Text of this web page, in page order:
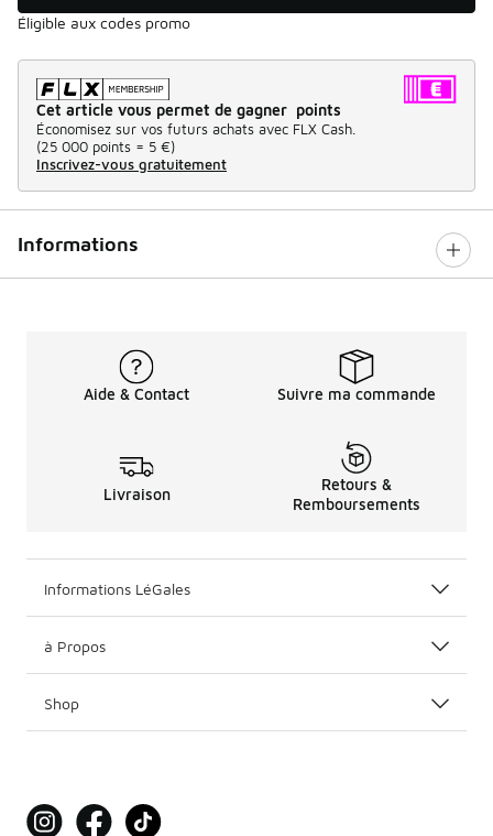
Éligible aux codes promo
Cet article vous permet de gagner points
Économisez sur vos futurs achats avec FLX Cash.
(25 000 points = 5 €)
Inscrivez-vous gratuitement
Informations
Aide & Contact Suivre ma commande
Livraison
Retours &
Remboursements
Informations LéGales
à Propos
Shop